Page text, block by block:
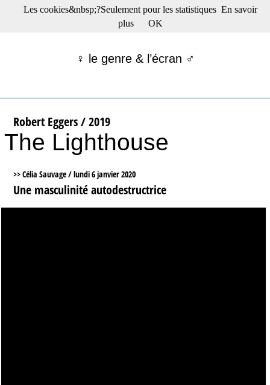
☰ Menu
Films récents
Tribunes
Bloc-notes
Archives
S’abonner à la Lettre !
♀ le genre & l’écran ♂
Robert Eggers / 2019
The Lighthouse
>> Célia Sauvage /lundi 6 janvier 2020
Une masculinité autodestructrice
Les cookies&nbsp;?Seulement pour les statistiques En savoir
plus
OK